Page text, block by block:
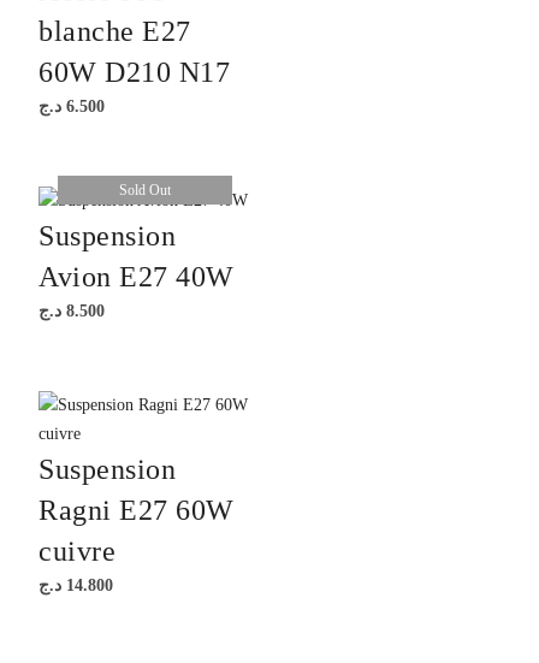
blanche E27
60W D210 N17
6.500 د.ج
Sold Out
Suspension
Avion E27 40W
8.500 د.ج
Suspension
Ragni E27 60W
cuivre
14.800 د.ج